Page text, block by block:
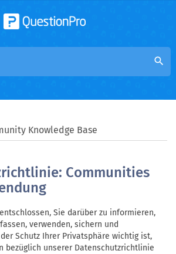
search
Knowledge Base
Communities
Sie darüber zu informieren,
verwenden, sichern und
Schutz Ihrer Privatsphäre wichtig ist,
bezüglich unserer Datenschutzrichtlinie